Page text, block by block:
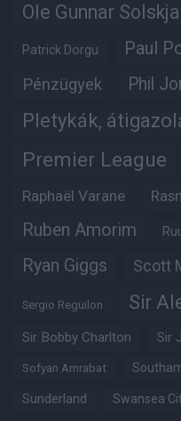
Ole Gunnar
Patrick Dorgu Paul
Pénzügyek Phil
Pletykák,
Premier League
Raphaël Varane
Ruben Amorim
Ryan Giggs Scott
Sergio Reguilon Sir
Sir Bobby Charlton Sir
Sofyan Amrabat
Sunderland Swansea